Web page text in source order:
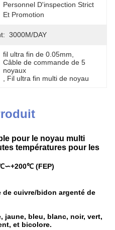
Personnel D'inspection Strict
Et Promotion
3000M/DAY
fil ultra fin de 0.05mm
Câble de commande de 5
noyaux
Fil ultra fin multi de noyau
pour le noyau multi
températures pour les
(FEP)
cuivre/bidon argenté de
jaune, bleu, blanc, noir, vert,
et bicolore.